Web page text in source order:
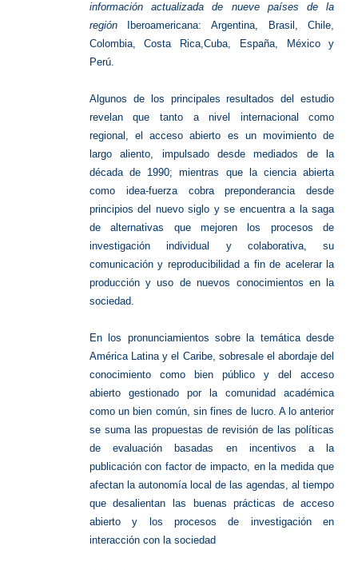
información actualizada de nueve países de la
regiónIberoamericana: Argentina, Brasil, Chile,
Colombia, Costa Rica,Cuba, España, México y
Perú.
Algunos de los principales resultados del estudio
revelan que tanto a nivel internacional como
regional, el acceso abierto es un movimiento de
largo aliento, impulsado desde mediados de la
década de 1990; mientras que la ciencia abierta
como idea-fuerza cobra preponderancia desde
principios del nuevo siglo y se encuentra a la saga
de alternativas que mejoren los procesos de
investigación individual y colaborativa, su
comunicación y reproducibilidad a fin de acelerar la
producción y uso de nuevos conocimientos en la
sociedad.
En los pronunciamientos sobre la temática desde
América Latina y el Caribe, sobresale el abordaje del
conocimiento como bien público y del acceso
abierto gestionado por la comunidad académica
como un bien común, sin fines de lucro. A lo anterior
se suma las propuestas de revisión de las políticas
de evaluación basadas en incentivos a la
publicación con factor de impacto, en la medida que
afectan la autonomía local de las agendas, al tiempo
que desalientan las buenas prácticas de acceso
abierto y los procesos de investigación en
interacción con la sociedad